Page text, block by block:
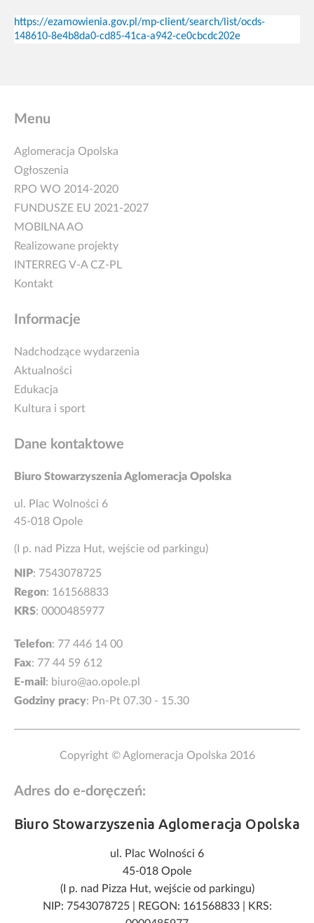
https://ezamowienia.gov.pl/mp-client/search/list/ocds-
148610-8e4b8da0-cd85-41ca-a942-ce0cbcdc202e
Menu
Aglomeracja Opolska
Ogłoszenia
RPO WO 2014-2020
FUNDUSZE EU 2021-2027
MOBILNA AO
Realizowane projekty
INTERREG V-A CZ-PL
Kontakt
Informacje
Nadchodzące wydarzenia
Aktualności
Edukacja
Kultura i sport
Dane kontaktowe
Biuro Stowarzyszenia Aglomeracja Opolska
ul. Plac Wolności 6
45-018 Opole
(I p. nad Pizza Hut, wejście od parkingu)
NIP: 7543078725
Regon: 161568833
KRS: 0000485977
Telefon: 77 446 14 00
Fax: 77 44 59 612
E-mail : biuro@ao.opole.pl
Godziny pracy: Pn-Pt 07.30 - 15.30
Copyright © Aglomeracja Opolska 2016
Adres do e-doręczeń:
Biuro Stowarzyszenia Aglomeracja Opolska
ul. Plac Wolności 6
45-018 Opole
(I p. nad Pizza Hut, wejście od parkingu)
NIP: 7543078725| REGON: 161568833|
KRS: